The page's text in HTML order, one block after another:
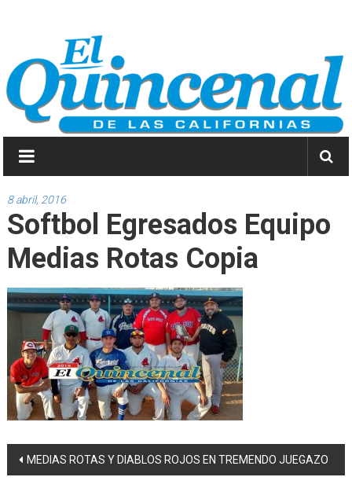
Quincenal
de
las
Californias
Primero
Dios
y
después
las
8 abril, 2016
Softbol Egresados Equipo
Medias Rotas Copia
Navegación
MEDIAS ROTAS Y DIABLOS ROJOS EN TREMENDO JUEGAZO